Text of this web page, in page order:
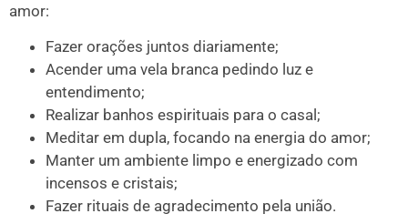
amor:
Fazer orações juntos diariamente;
Acender uma vela branca pedindo luz e
entendimento;
Realizar banhos espirituais para o casal;
Meditar em dupla, focando na energia do amor;
Manter um ambiente limpo e energizado com
incensos e cristais;
Fazer rituais de agradecimento pela união.